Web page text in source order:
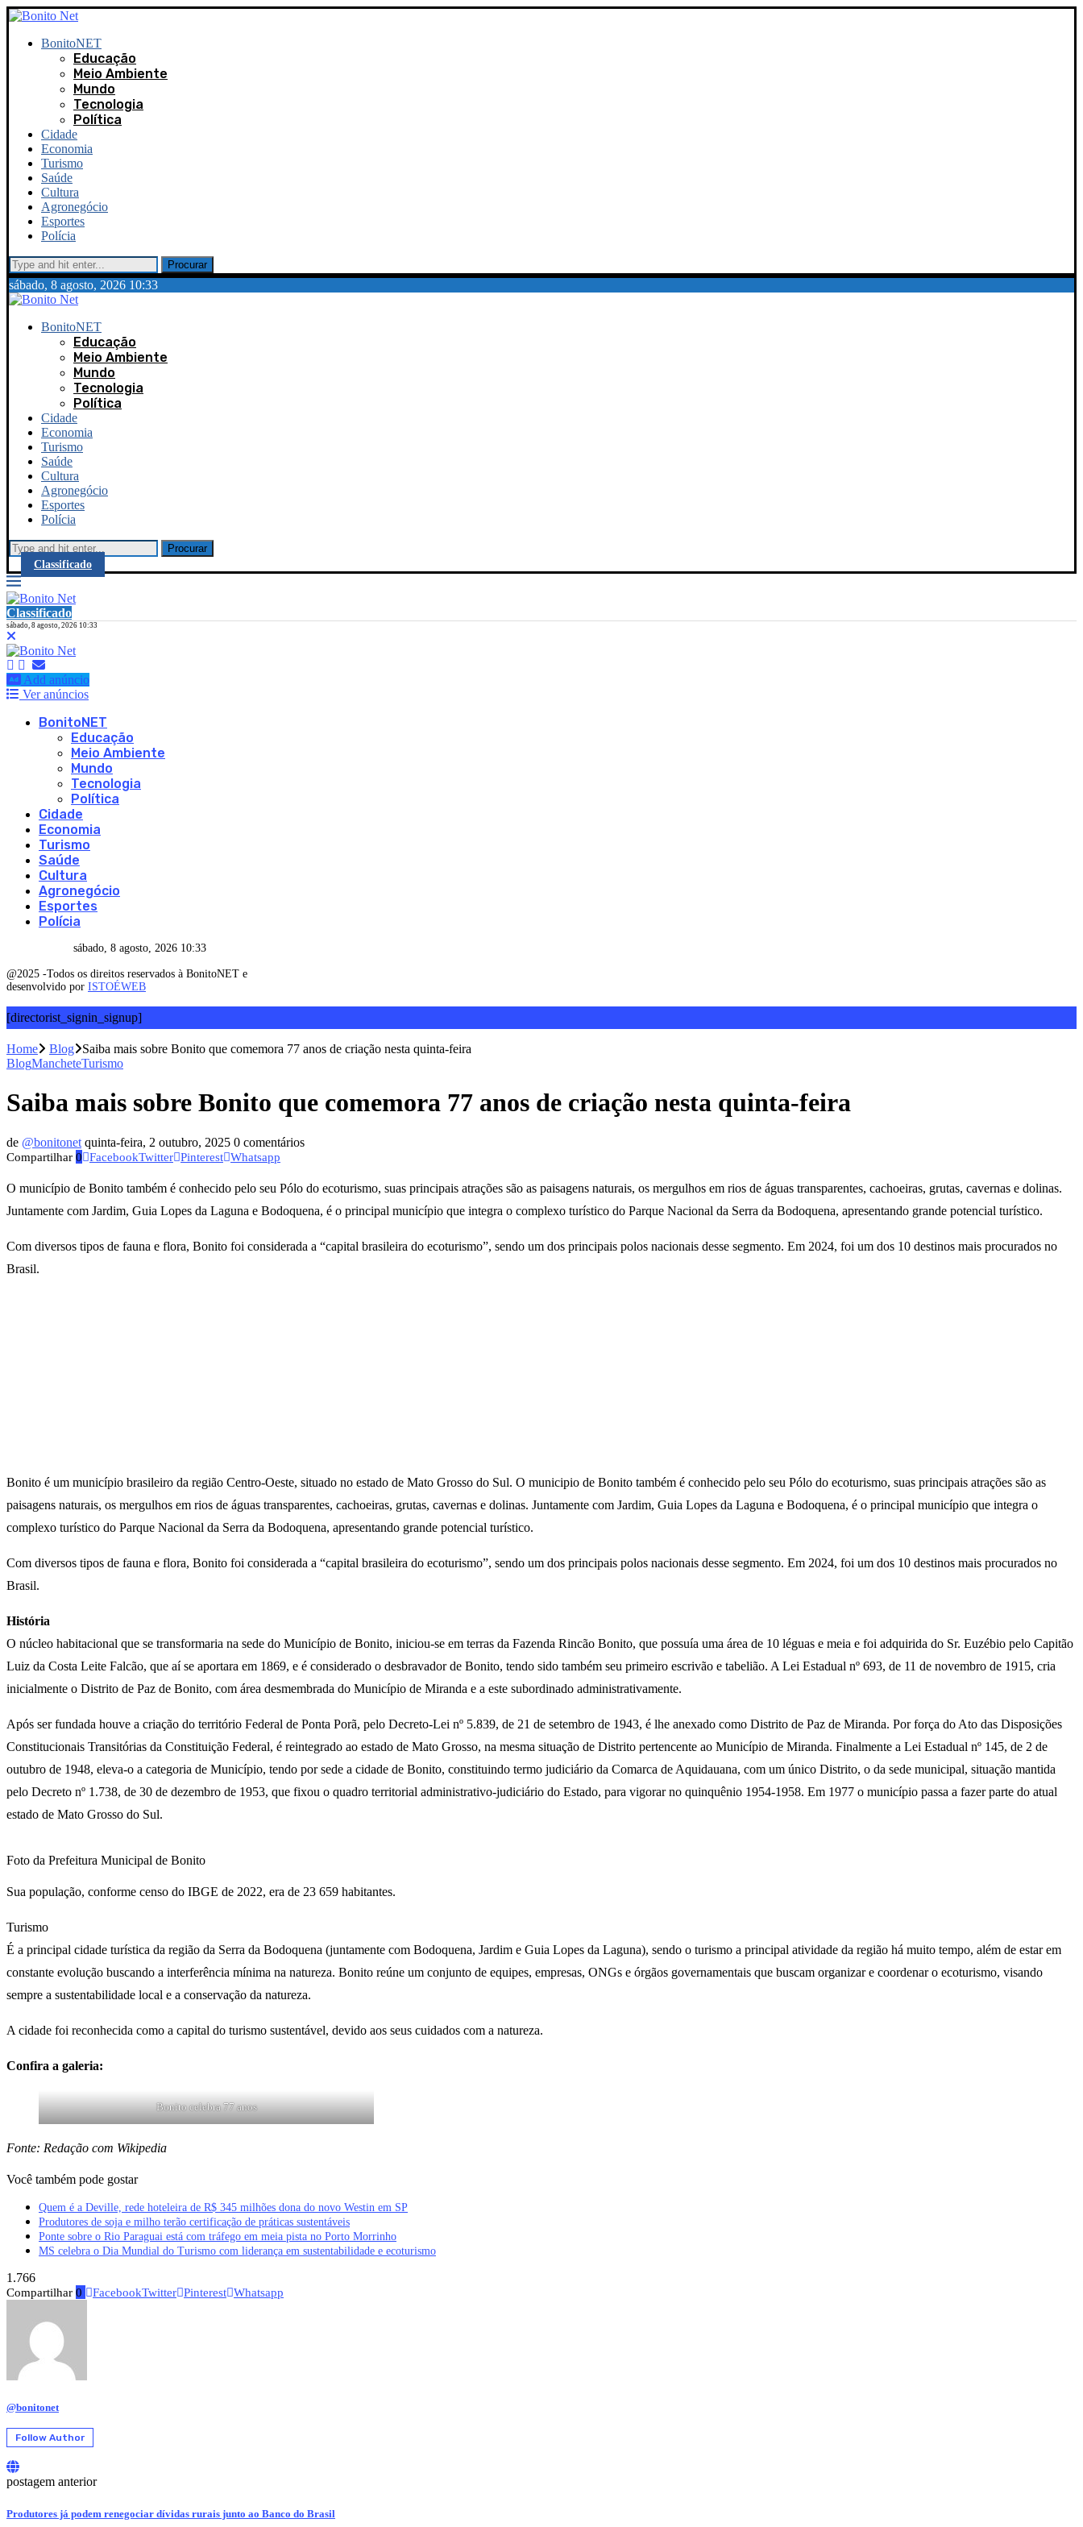
BonitoNET
Educação
Meio Ambiente
Mundo
Tecnologia
Política
Cidade
Economia
Turismo
Saúde
Cultura
Agronegócio
Esportes
Polícia
Procurar
sábado, 8 agosto, 2026 10:33
BonitoNET
Educação
Meio Ambiente
Mundo
Tecnologia
Política
Cidade
Economia
Turismo
Saúde
Cultura
Agronegócio
Esportes
Polícia
Procurar
Classificado
Classificado
sábado, 8 agosto, 2026 10:33
Add anúncio
Ver anúncios
BonitoNET
Educação
Meio Ambiente
Mundo
Tecnologia
Política
Cidade
Economia
Turismo
Saúde
Cultura
Agronegócio
Esportes
Polícia
sábado, 8 agosto, 2026 10:33
@2025 -Todos os direitos reservados à BonitoNET e
desenvolvido por ISTOÉWEB
[directorist_signin_signup]
Home Blog
Saiba mais sobre Bonito que comemora 77 anos de criação nesta quinta-feira
BlogMancheteTurismo
Saiba mais sobre Bonito que comemora 77 anos de criação nesta quinta-feira
de @bonitonet quinta-feira, 2 outubro, 2025 0 comentários
Compartilhar 0 FacebookTwitter Pinterest Whatsapp
O município de Bonito também é conhecido pelo seu Pólo do ecoturismo, suas principais atrações são as paisagens naturais, os mergulhos em rios de águas transparentes, cachoeiras, grutas, cavernas e dolinas.
Juntamente com Jardim, Guia Lopes da Laguna e Bodoquena, é o principal município que integra o complexo turístico do Parque Nacional da Serra da Bodoquena, apresentando grande potencial turístico.
Com diversos tipos de fauna e flora, Bonito foi considerada a “capital brasileira do ecoturismo”, sendo um dos principais polos nacionais desse segmento. Em 2024, foi um dos 10 destinos mais procurados no
Brasil.
Bonito é um município brasileiro da região Centro-Oeste, situado no estado de Mato Grosso do Sul. O municipio de Bonito também é conhecido pelo seu Pólo do ecoturismo, suas principais atrações são as
paisagens naturais, os mergulhos em rios de águas transparentes, cachoeiras, grutas, cavernas e dolinas. Juntamente com Jardim, Guia Lopes da Laguna e Bodoquena, é o principal município que integra o
complexo turístico do Parque Nacional da Serra da Bodoquena, apresentando grande potencial turístico.
Com diversos tipos de fauna e flora, Bonito foi considerada a “capital brasileira do ecoturismo”, sendo um dos principais polos nacionais desse segmento. Em 2024, foi um dos 10 destinos mais procurados no
Brasil.
História
O núcleo habitacional que se transformaria na sede do Município de Bonito, iniciou-se em terras da Fazenda Rincão Bonito, que possuía uma área de 10 léguas e meia e foi adquirida do Sr. Euzébio pelo Capitão
Luiz da Costa Leite Falcão, que aí se aportara em 1869, e é considerado o desbravador de Bonito, tendo sido também seu primeiro escrivão e tabelião. A Lei Estadual nº 693, de 11 de novembro de 1915, cria
inicialmente o Distrito de Paz de Bonito, com área desmembrada do Município de Miranda e a este subordinado administrativamente.
Após ser fundada houve a criação do território Federal de Ponta Porã, pelo Decreto-Lei nº 5.839, de 21 de setembro de 1943, é lhe anexado como Distrito de Paz de Miranda. Por força do Ato das Disposições
Constitucionais Transitórias da Constituição Federal, é reintegrado ao estado de Mato Grosso, na mesma situação de Distrito pertencente ao Município de Miranda. Finalmente a Lei Estadual nº 145, de 2 de
outubro de 1948, eleva-o a categoria de Município, tendo por sede a cidade de Bonito, constituindo termo judiciário da Comarca de Aquidauana, com um único Distrito, o da sede municipal, situação mantida
pelo Decreto nº 1.738, de 30 de dezembro de 1953, que fixou o quadro territorial administrativo-judiciário do Estado, para vigorar no quinquênio 1954-1958. Em 1977 o município passa a fazer parte do atual
estado de Mato Grosso do Sul.
Foto da Prefeitura Municipal de Bonito
Sua população, conforme censo do IBGE de 2022, era de 23 659 habitantes.
Turismo
É a principal cidade turística da região da Serra da Bodoquena (juntamente com Bodoquena, Jardim e Guia Lopes da Laguna), sendo o turismo a principal atividade da região há muito tempo, além de estar em
constante evolução buscando a interferência mínima na natureza. Bonito reúne um conjunto de equipes, empresas, ONGs e órgãos governamentais que buscam organizar e coordenar o ecoturismo, visando
sempre a sustentabilidade local e a conservação da natureza.
A cidade foi reconhecida como a capital do turismo sustentável, devido aos seus cuidados com a natureza.
Confira a galeria:
Bonito celebra 77 anos
Fonte: Redação com Wikipedia
Você também pode gostar
Quem é a Deville, rede hoteleira de R$ 345 milhões dona do novo Westin em SP
Produtores de soja e milho terão certificação de práticas sustentáveis
Ponte sobre o Rio Paraguai está com tráfego em meia pista no Porto Morrinho
MS celebra o Dia Mundial do Turismo com liderança em sustentabilidade e ecoturismo
1.766
Compartilhar 0 FacebookTwitter Pinterest Whatsapp
@bonitonet
Follow Author
postagem anterior
Produtores já podem renegociar dívidas rurais junto ao Banco do Brasil